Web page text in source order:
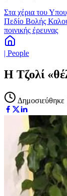
Στα χέρια του
Πεδίο Βολής
ποινικής έρευνας
| People
Η Τζολί
Δημοσιεύθηκε